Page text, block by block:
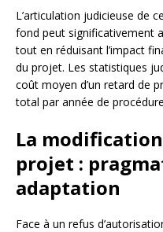
L’articulation judicieuse de
fond peut significativement
tout en réduisant l’impact
du projet. Les statistiques
coût moyen d’un retard de
total par année de
La
projet :
adaptation
Face à un refus